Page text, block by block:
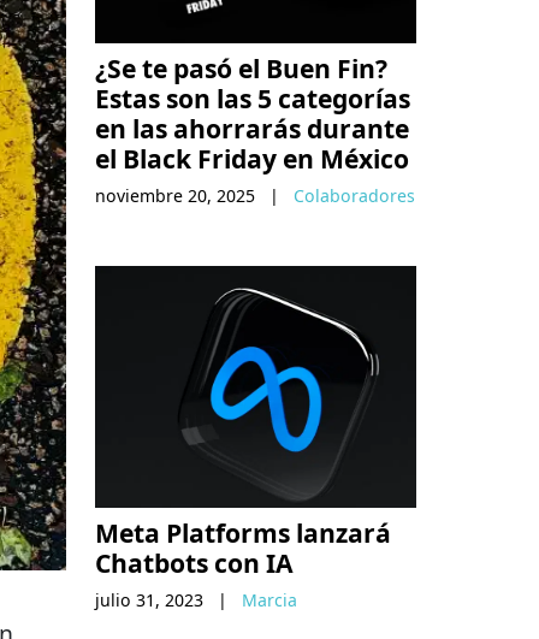
¿Se te pasó el Buen Fin?
Estas son las 5 categorías
en las ahorrarás durante
el Black Friday en México
noviembre 20, 2025 | Colaboradores
Meta Platforms lanzará
Chatbots con IA
julio 31, 2023 | Marcia